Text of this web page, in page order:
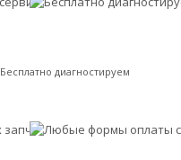
Бесплатно диагностируем